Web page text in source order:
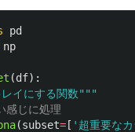
pd
np
(df):
イにする関数"""
(subset= [ ' 超重要なカ